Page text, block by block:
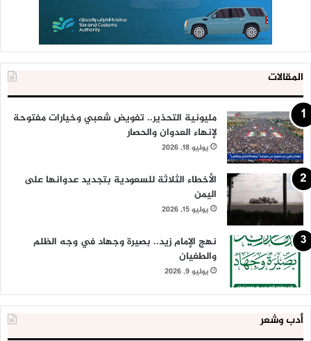
المقالات
مليونية التحذير.. تفويض شعبي وخيارات مفتوحة
لإنهاء العدوان والحصار
يوليو 18, 2026
الأخطاء الثلاثة للسعودية بتجديد عدوانها على
اليمن
يوليو 15, 2026
نهج الإمام زيد.. بصيرة وجهاد في وجه الظلم
والطغيان
يوليو 9, 2026
أدب وشعر